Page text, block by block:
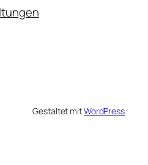
Gestaltet mitWordPress